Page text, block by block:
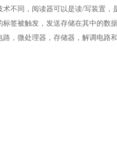
术不同，阅读器可以是读/写装置，
签被触发，发送存储在其中的数
，微处理器，存储器，解调电路